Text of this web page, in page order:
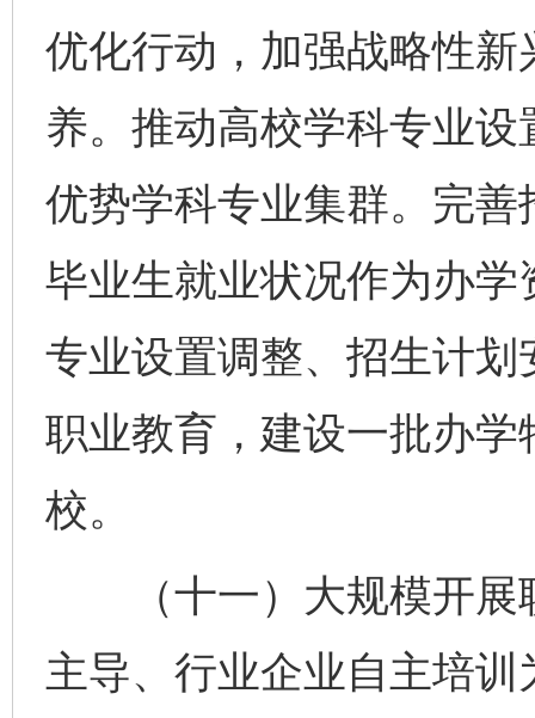
优化行动，加强战略性
养。推动高校学科专业
优势学科专业集群。完
毕业生就业状况作为办
专业设置调整、招生计
职业教育，建设一批办
校。
（十一）大规模开展
主导、行业企业自主培